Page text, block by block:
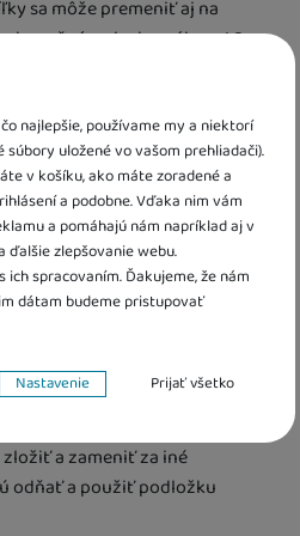
najlepšie, používame my a niektorí
uložené vo vašom prehliadači).
v košíku, ako máte zoradené a
a podobne. Vďaka nim vám
a pomáhajú nám napríklad aj v
ďalšie zlepšovanie webu.
spracovaním. Ďakujeme, že nám
dátam budeme pristupovať
s kategóriami cookies
priechod nákupným košíkom,
nevyhnutné funkcie.
Nastavenie Prijať všetko
sa môže premeniť aj na
smiech a zábavu! S
dieťatko stretne s
je navrhnutá tak, aby
a pomohla mu rozvíjať
tvarov, farieb a zvukov.
krásne melódie a blikajúce
pozornosť a podnecujú
bábätka.
ktorú je možné počas
(pomocou suchých zipsov)
a zameniť za iné
odňať a použiť podložku